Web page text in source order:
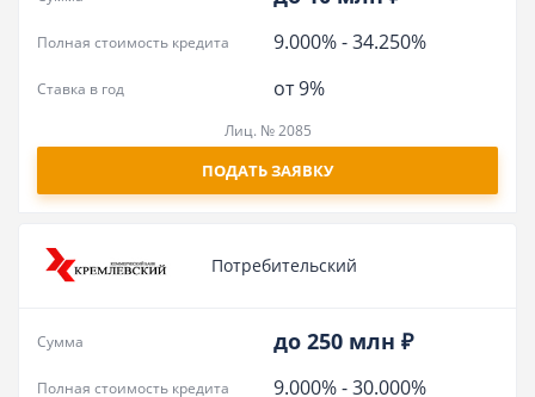
9.000%-34.250%
Полная стоимость кредита
от 9%
Ставка в год
Лиц. № 2085
ПОДАТЬ ЗАЯВКУ
Потребительский
до 250 млн ₽
Сумма
9.000%-30.000%
Полная стоимость кредита